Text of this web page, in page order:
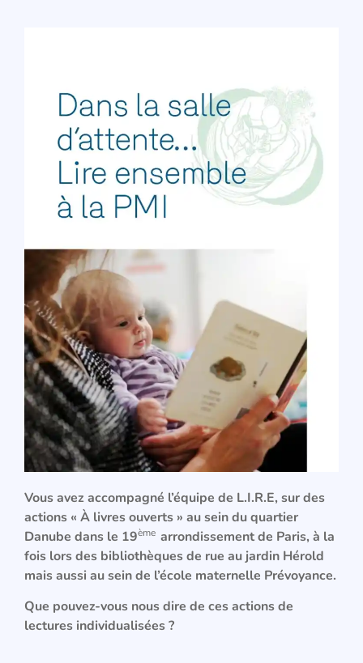
Vous avez accompagné l’équipe de L.I.R.E, sur des
actions « À livres ouverts » au sein du quartier
Danube dans le 19ème arrondissement de Paris, à la
fois lors des bibliothèques de rue au jardin Hérold
mais aussi au sein de l’école maternelle Prévoyance.
Que pouvez-vous nous dire de ces actions de
lectures individualisées ?